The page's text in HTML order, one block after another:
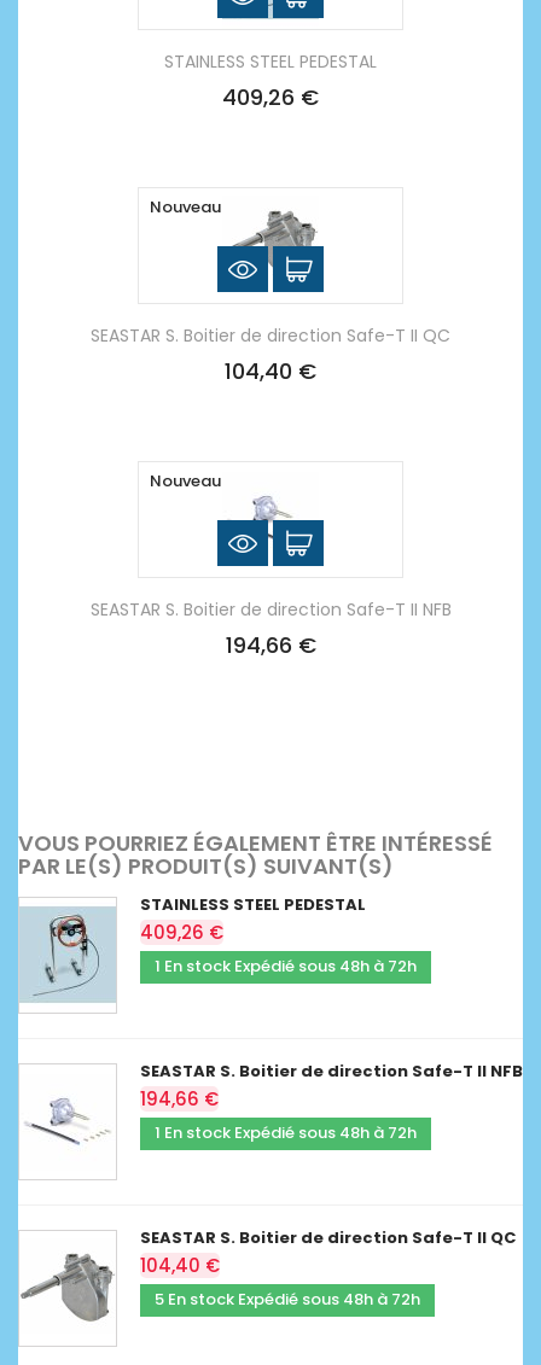
STAINLESS STEEL PEDESTAL
409,26 €
Nouveau
SEASTAR S. Boitier de direction Safe-T II QC
104,40 €
Nouveau
SEASTAR S. Boitier de direction Safe-T II NFB
194,66 €
VOUS POURRIEZ ÉGALEMENT ÊTRE INTÉRESSÉ
PAR LE(S) PRODUIT(S) SUIVANT(S)
STAINLESS STEEL PEDESTAL
409,26 €
1 En stock Expédié sous 48h à 72h
SEASTAR S. Boitier de direction Safe-T II NFB
194,66 €
1 En stock Expédié sous 48h à 72h
SEASTAR S. Boitier de direction Safe-T II QC
104,40 €
5 En stock Expédié sous 48h à 72h